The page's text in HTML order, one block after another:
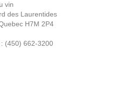
vin
des Laurentides
H7M 2P4
(450) 662-3200